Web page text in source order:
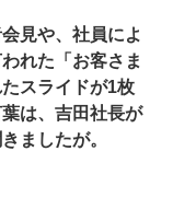
見や、社員によ
れた「お客さま
スライドが1枚
は、吉田社長が
ましたが。